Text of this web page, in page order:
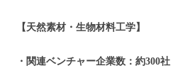
【天然素材・生物材料工学】
・関連ベンチャー企業数：約300社